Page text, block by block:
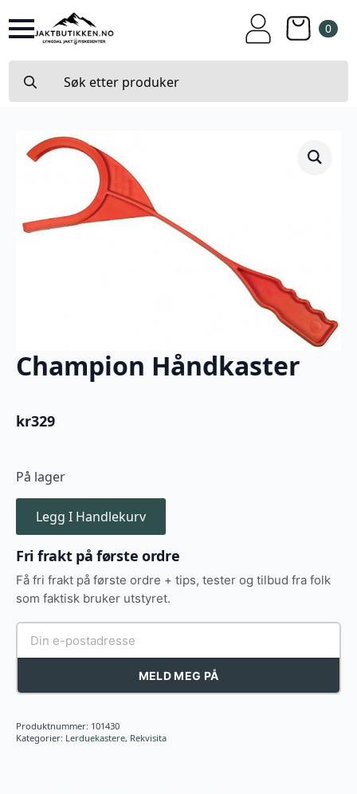
0
for:
Champion Håndkaster
kr329
På lager
Legg I Handlekurv
Fri frakt på første ordre
Få fri frakt på første ordre + tips, tester og tilbud fra folk
som faktisk bruker utstyret.
MELD MEG PÅ
Produktnummer: 101430
Kategorier: Lerduekastere, Rekvisita